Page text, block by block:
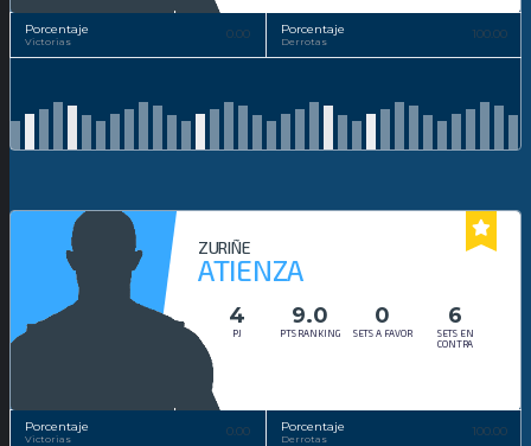
Porcentaje
Victorias 0.00 Porcentaje
Derrotas 100.00
ZURIÑE
ATIENZA
4
PJ
9.0
PTS RANKING
0
SETS A FAVOR
6
SETS EN
CONTRA
Porcentaje
Victorias 0.00 Porcentaje
Derrotas 100.00